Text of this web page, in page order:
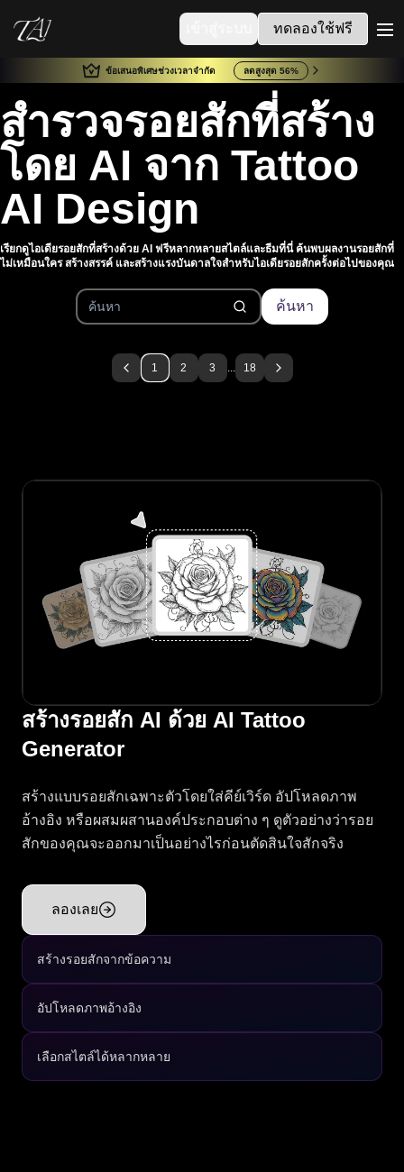
ทดลองใช้ฟรี
ข้อเสนอพิเศษช่วงเวลาจำกัด ลดสูงสุด 56%
สำรวจรอยสักที่สร้าง
โดย AI จาก Tattoo
AI Design
เรียกดูไอเดียรอยสักที่สร้างด้วย AI ฟรีหลากหลายสไตล์และธีมที่นี่ ค้นพบผลงานรอยสักที่
ไม่เหมือนใคร สร้างสรรค์ และสร้างแรงบันดาลใจสำหรับไอเดียรอยสักครั้งต่อไปของคุณ
ค้นหา
1 2 3 ... 18
สร้างรอยสัก AI ด้วย AI Tattoo
Generator
สร้างแบบรอยสักเฉพาะตัวโดยใส่คีย์เวิร์ด อัปโหลดภาพ
อ้างอิง หรือผสมผสานองค์ประกอบต่าง ๆ ดูตัวอย่างว่ารอย
สักของคุณจะออกมาเป็นอย่างไรก่อนตัดสินใจสักจริง
ลองเลย
สร้างรอยสักจากข้อความ
อัปโหลดภาพอ้างอิง
เลือกสไตล์ได้หลากหลาย